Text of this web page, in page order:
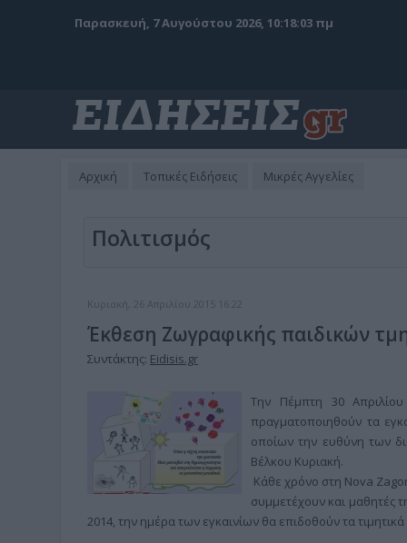
Παρασκευή, 7 Αυγούστου 2026, 10:18:05 πμ
Αρχική Τοπικές Ειδήσεις Μικρές Αγγελίες
Πολιτισμός
Κυριακή, 26 Απριλίου 2015 16:22
Έκθεση Ζωγραφικής παιδικών
Συντάκτης: Eidisis.gr
Την Πέμπτη 30
πραγματοποιηθούν τα
οποίων την ευθύνη των
Βέλκου Κυριακή.
Κάθε χρόνο στη Nova
συμμετέχουν και μαθητές
2014, την ημέρα των εγκαινίων θα επιδοθούν τα